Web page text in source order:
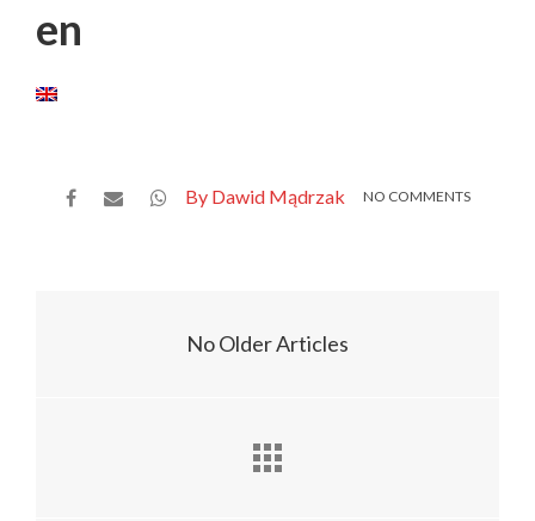
en
By Dawid Mądrzak NO COMMENTS
No Older Articles